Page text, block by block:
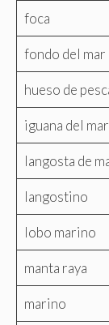
foca
fondo del mar
hueso de
iguana del mar
langosta de
langostino
lobo marino
manta raya
marino